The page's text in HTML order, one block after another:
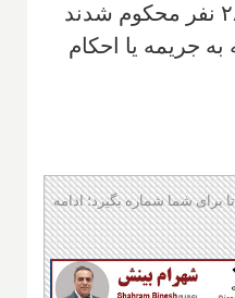
برای رابطه با این زن، ۲۸ نفر محکوم شدند
به جریمه یا احکام
برای شما شماره بگیرد؛ ادامه